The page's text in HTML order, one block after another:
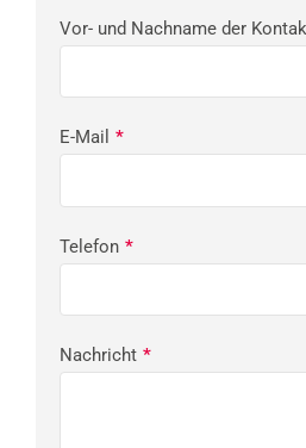
Vor- und Nachname der
E-Mail *
Telefon *
Nachricht *